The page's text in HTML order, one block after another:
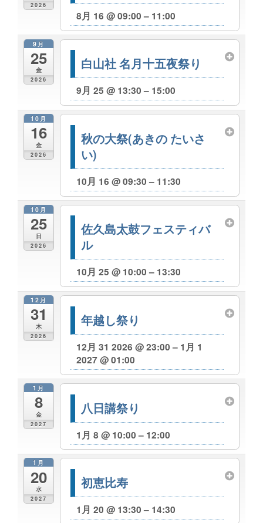
2026
8月 16 @ 09:00 – 11:00
9月
25
金
2026
白山社 名月十五夜祭り
9月 25 @ 13:30 – 15:00
10月
16
金
2026
秋の大祭(あきの たいさ
い)
10月 16 @ 09:30 – 11:30
10月
25
日
2026
佐久島太鼓フェスティバ
ル
10月 25 @ 10:00 – 13:30
12月
31
木
2026
年越し祭り
12月 31 2026 @ 23:00 – 1月 1
2027 @ 01:00
1月
8
金
2027
八日講祭り
1月 8 @ 10:00 – 12:00
1月
20
水
2027
初恵比寿
1月 20 @ 13:30 – 14:30